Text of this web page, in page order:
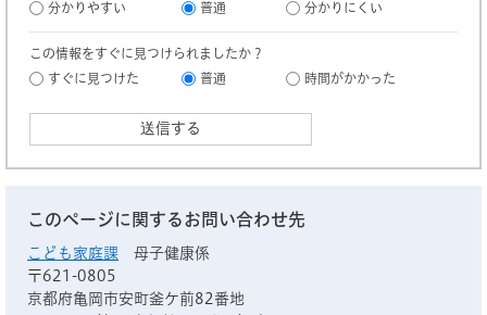
分かりやすい
普通 分かりにくい
この情報をすぐに見つけられましたか？
すぐに見つけた
普通 時間がかかった
このページに関するお問い合わせ先
こども家庭課
母子健康係
〒621-0805
京都府亀岡市安町釜ケ前82番地